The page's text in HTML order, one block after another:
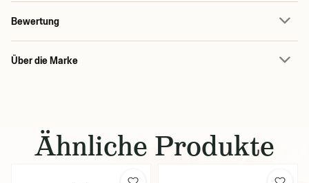
Bewertung
Über die Marke
Ähnliche Produkte